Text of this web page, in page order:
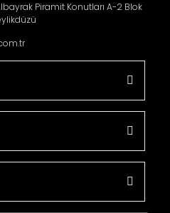
Piramit Konutları A-2 Blok